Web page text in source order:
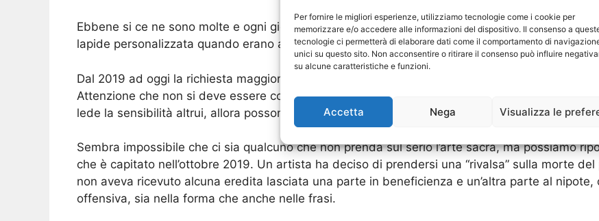
Per fornire le migliori esperienze, utilizziamo tecnologie come i cookie per
memorizzare e/o accedere alle informazioni del dispositivo. Il consenso a
tecnologie ci permetterà di elaborare dati come il comportamento di
unici su questo sito. Non acconsentire o ritirare il consenso può influire
su alcune caratteristiche e funzioni.
Accetta Nega Visualizza le
Ebbene si ce ne sono molte e ogni giorno ne nascono tante altre. Potremmo fare anche dei
lapide personalizzata quando erano ancora in vita.
Dal 2019 ad oggi la richiesta maggiore verte per le
che sono
Attenzione che non si deve essere comunque eccessivi perché comunque, i cimiteri, in caso
lede la sensibilità altrui, allora possono assolutamente rifiutarsi di collocarla.
Sembra impossibile che ci sia qualcuno che non prenda sul serio l’arte sacra, ma possiamo
che è capitato nell’ottobre 2019. Un artista ha deciso di prendersi una “rivalsa” sulla morte
non aveva ricevuto alcuna eredita lasciata una parte in beneficienza e un’altra parte al
offensiva, sia nella forma che anche nelle frasi.